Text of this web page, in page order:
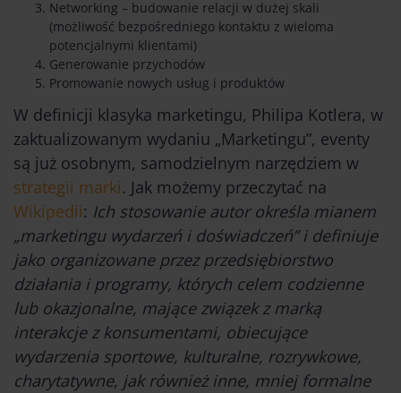
Networking – budowanie relacji w dużej skali
(możliwość bezpośredniego kontaktu z wieloma
potencjalnymi klientami)
Generowanie przychodów
Promowanie nowych usług i produktów
W definicji klasyka marketingu, Philipa Kotlera, w
zaktualizowanym wydaniu „Marketingu”, eventy
są już osobnym, samodzielnym narzędziem w
strategii marki. Jak możemy przeczytać na
Wikipedii: Ich stosowanie autor określa mianem
„marketingu wydarzeń i doświadczeń” i definiuje
jako organizowane przez przedsiębiorstwo
działania i programy, których celem codzienne
lub okazjonalne, mające związek z marką
interakcje z konsumentami, obiecujące
wydarzenia sportowe, kulturalne, rozrywkowe,
charytatywne, jak również inne, mniej formalne